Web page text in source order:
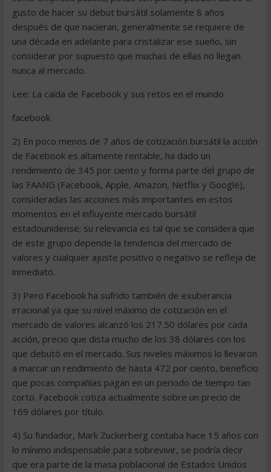
gusto de hacer su debut bursátil solamente 8 años
después de que nacieran, generalmente se requiere de
una década en adelante para cristalizar ese sueño, sin
considerar por supuesto que muchas de ellas no llegan
nunca al mercado.
Lee: La caída de Facebook y sus retos en el mundo
facebook
2) En poco menos de 7 años de cotización bursátil la acción
de Facebook es altamente rentable, ha dado un
rendimiento de 345 por ciento y forma parte del grupo de
las FAANG (Facebook, Apple, Amazon, Netflix y Google),
consideradas las acciones más importantes en estos
momentos en el influyente mercado bursátil
estadounidense; su relevancia es tal que se considera que
de este grupo depende la tendencia del mercado de
valores y cualquier ajuste positivo o negativo se refleja de
inmediato.
3) Pero Facebook ha sufrido también de exuberancia
irracional ya que su nivel máximo de cotización en el
mercado de valores alcanzó los 217.50 dólares por cada
acción, precio que dista mucho de los 38 dólares con los
que debutó en el mercado. Sus niveles máximos lo llevaron
a marcar un rendimiento de hasta 472 por ciento, beneficio
que pocas compañías pagan en un periodo de tiempo tan
corto. Facebook cotiza actualmente sobre un precio de
169 dólares por título.
4) Su fundador, Mark Zuckerberg contaba hace 15 años con
lo mínimo indispensable para sobrevivir, se podría decir
que era parte de la masa poblacional de Estados Unidos